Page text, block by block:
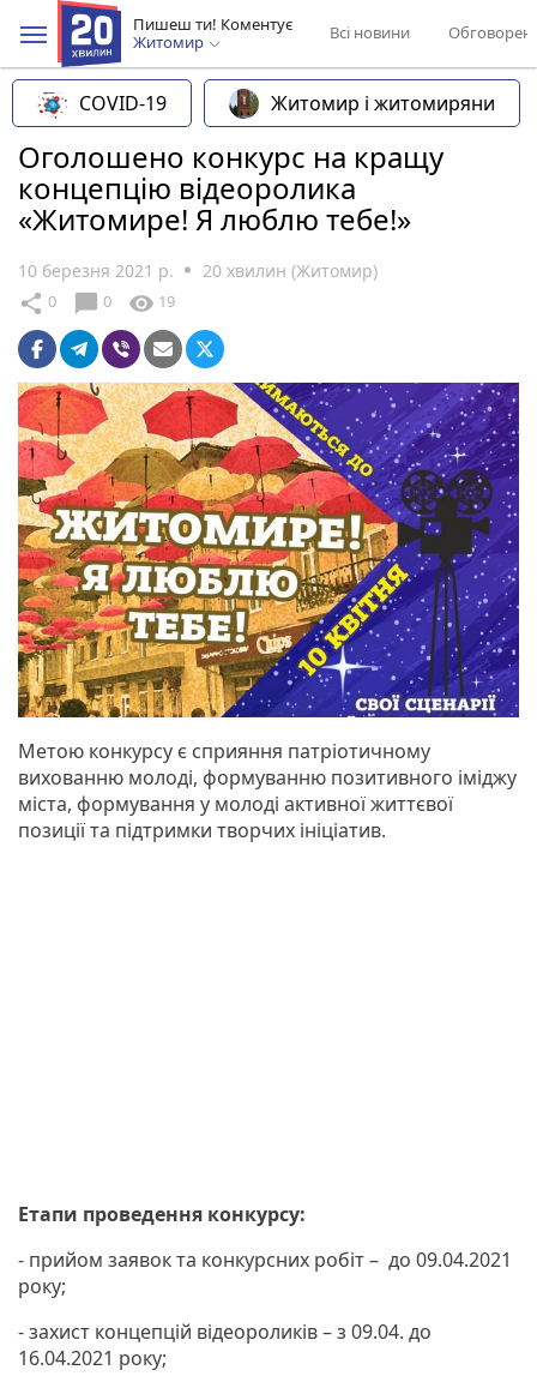
Пишеш ти! Коментує
Житомир
Всі новини
COVID-19 Житомир і житомиряни
Оголошено конкурс на кращу
концепцію відеоролика
«Житомире! Я люблю тебе!»
10 березня 2021 р. 20 хвилин (Житомир)
share 0 chat_bubble 0 visibility 19
Метою конкурсу є сприяння патріотичному
вихованню молоді, формуванню позитивного іміджу
міста, формування у молоді активної життєвої
позиції та підтримки творчих ініціатив.
Етапи проведення конкурсу:
- прийом заявок та конкурсних робіт – до 09.04.2021
року;
- захист концепцій відеороликів – з 09.04. до
16.04.2021 року;